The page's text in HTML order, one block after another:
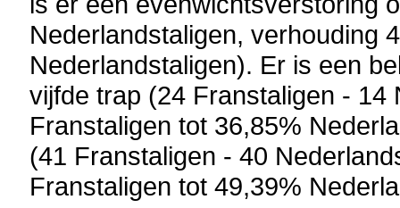
Nederlandstaligen, verhouding
Nederlandstaligen). Er is een
vijfde trap (24 Franstaligen -
Franstaligen tot 36,85%
(41 Franstaligen - 40
Franstaligen tot 49,39%